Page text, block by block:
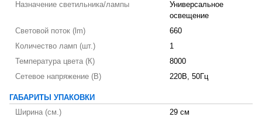
Назначение светильника/лампы
Универсальное
освещение
Световой поток (lm)
660
Количество ламп (шт.)
1
Температура цвета (К)
8000
Сетевое напряжение (В)
220В, 50Гц
ГАБАРИТЫ УПАКОВКИ
Ширина (см.)
29 см